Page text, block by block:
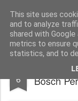
This site uses
and to analyze
shared with
metrics to ensure
statistics, and to
Pedelec-
Startseite Die
6
Der
Bosch